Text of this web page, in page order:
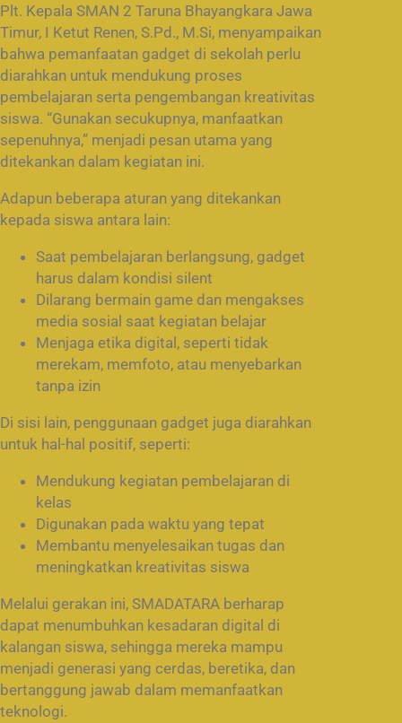
Plt. Kepala SMAN 2 Taruna Bhayangkara Jawa
Timur, I Ketut Renen, S.Pd., M.Si, menyampaikan
bahwa pemanfaatan gadget di sekolah perlu
diarahkan untuk mendukung proses
pembelajaran serta pengembangan kreativitas
siswa. “Gunakan secukupnya, manfaatkan
sepenuhnya,” menjadi pesan utama yang
ditekankan dalam kegiatan ini.
Adapun beberapa aturan yang ditekankan
kepada siswa antara lain:
Saat pembelajaran berlangsung, gadget
harus dalam kondisi silent
Dilarang bermain game dan mengakses
media sosial saat kegiatan belajar
Menjaga etika digital, seperti tidak
merekam, memfoto, atau menyebarkan
tanpa izin
Di sisi lain, penggunaan gadget juga diarahkan
untuk hal-hal positif, seperti:
Mendukung kegiatan pembelajaran di
kelas
Digunakan pada waktu yang tepat
Membantu menyelesaikan tugas dan
meningkatkan kreativitas siswa
Melalui gerakan ini, SMADATARA berharap
dapat menumbuhkan kesadaran digital di
kalangan siswa, sehingga mereka mampu
menjadi generasi yang cerdas, beretika, dan
bertanggung jawab dalam memanfaatkan
teknologi.